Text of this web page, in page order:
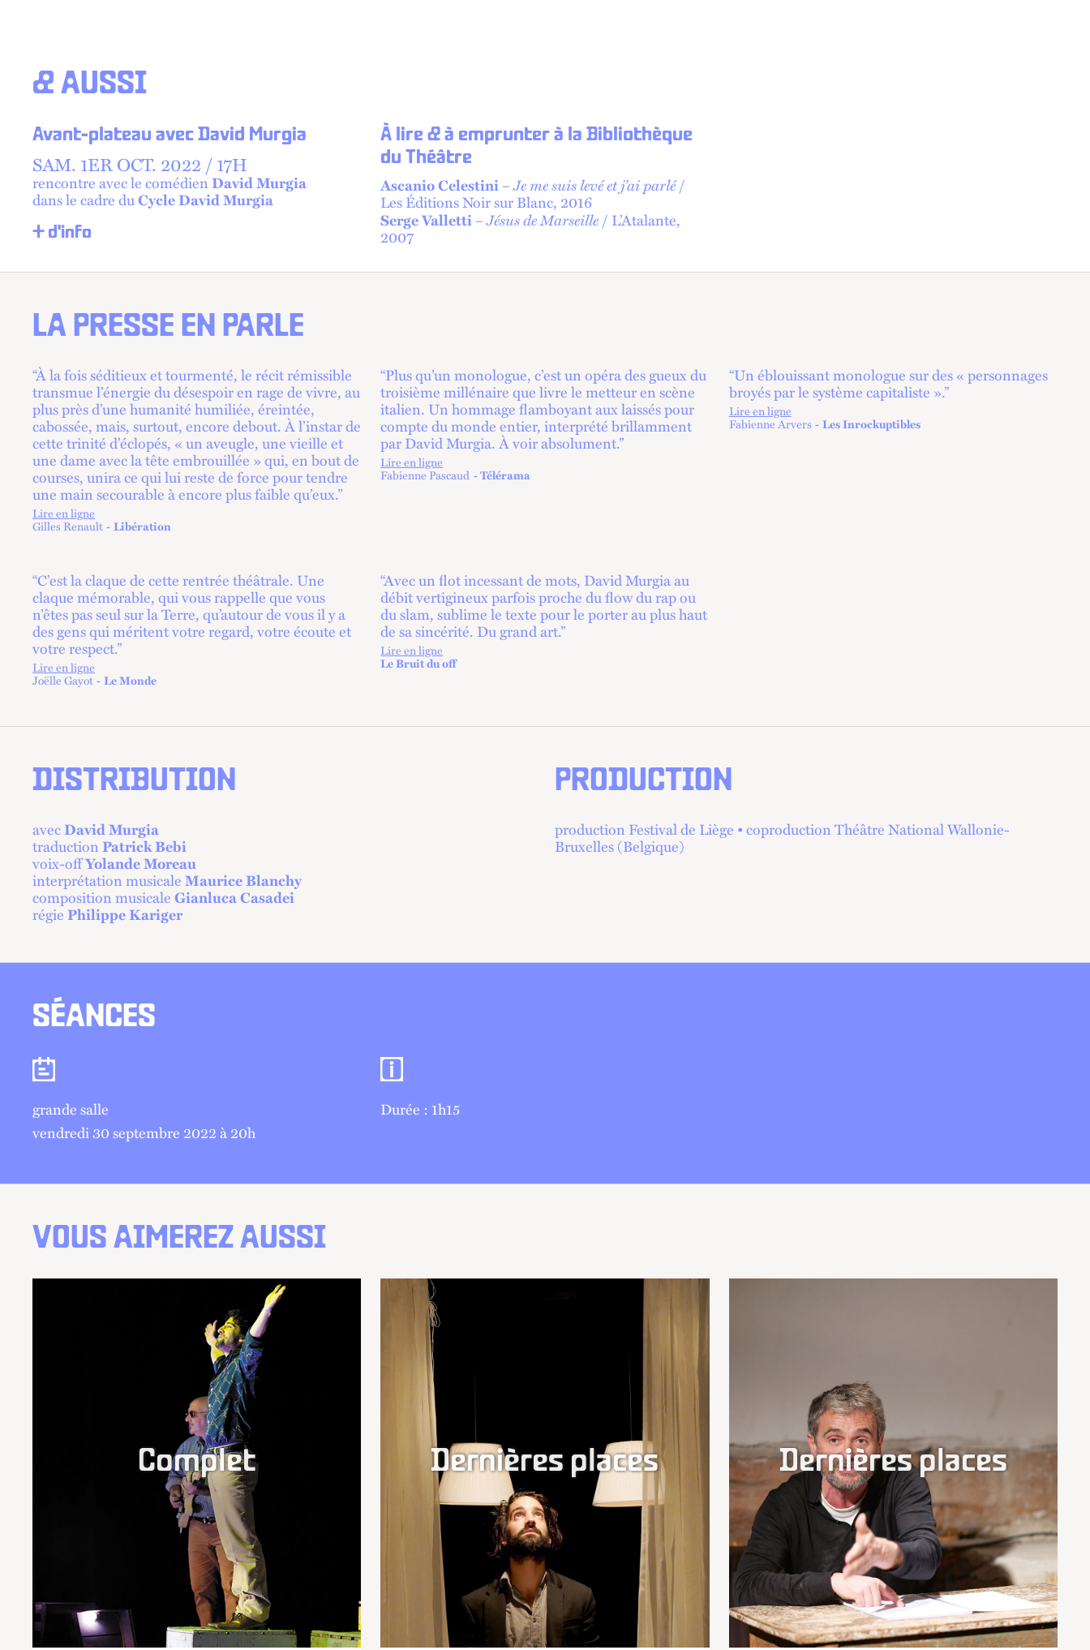
& AUSSI
Avant-plateau avec David Murgia
SAM. 1EROCT. 2022 /17H
rencontre avec le comédienDavid Murgia
dans le cadre duCycle David Murgia
+ d'info
À lire & à emprunter à la Bibliothèque
du Théâtre
Ascanio Celestini–Je me suis levé et j’ai parlé/
Les Éditions Noir sur Blanc, 2016
Serge Valletti–Jésus de Marseille/ L’Atalante,
2007
LA PRESSE EN PARLE
“À la fois séditieux et tourmenté, le récit rémissible
transmue l’énergie du désespoir en rage de vivre, au
plus près d’une humanité humiliée, éreintée,
cabossée, mais, surtout, encore debout. À l’instar de
cette trinité d’éclopés, « un aveugle, une vieille et
une dame avec la tête embrouillée » qui, en bout de
courses, unira ce qui lui reste de force pour tendre
une main secourable à encore plus faible qu’eux.”
Lire en ligne
Gilles Renault
Libération
“Plus qu’un monologue, c’est un opéra des gueux du
troisième millénaire que livre le metteur en scène
italien. Un hommage flamboyant aux laissés pour
compte du monde entier, interprété brillamment
par David Murgia. À voir absolument.”
Lire en ligne
Fabienne Pascaud
Télérama
“Un éblouissant monologue sur des « personnages
broyés par le système capitaliste ».”
Lire en ligne
Fabienne Arvers
Les Inrockuptibles
“C’est la claque de cette rentrée théâtrale. Une
claque mémorable, qui vous rappelle que vous
n’êtes pas seul sur la Terre, qu’autour de vous il y a
des gens qui méritent votre regard, votre écoute et
votre respect.”
Lire en ligne
Joëlle Gayot
Le Monde
“Avec un flot incessant de mots, David Murgia au
débit vertigineux parfois proche du flow du rap ou
du slam, sublime le texte pour le porter au plus haut
de sa sincérité. Du grand art.”
Lire en ligne
Le Bruit du off
DISTRIBUTION
avecDavid Murgia
traductionPatrick Bebi
voix-offYolande Moreau
interprétation musicaleMaurice Blanchy
composition musicaleGianluca Casadei
régiePhilippe Kariger
PRODUCTION
production Festival de Liège • coproduction Théâtre National Wallonie-
Bruxelles (Belgique)
SÉANCES
Séances
grande salle
vendredi 30 septembre 2022 à 20h
Informations pratiques
Durée : 1h15
VOUS AIMEREZ AUSSI
Complet Dernières places Dernières places